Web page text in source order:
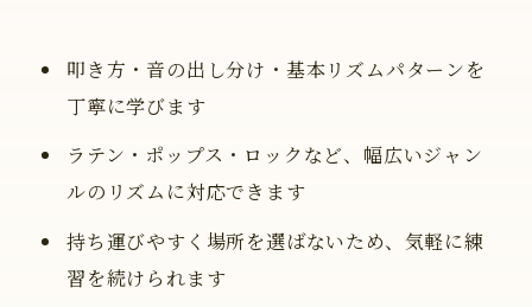
叩き方・音の出し分け・基本リズムパターンを
丁寧に学びます
ラテン・ポップス・ロックなど、幅広いジャン
ルのリズムに対応できます
持ち運びやすく場所を選ばないため、気軽に練
習を続けられます